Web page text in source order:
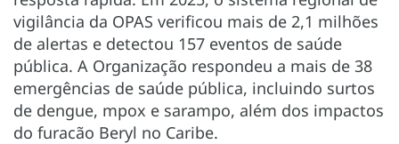
vigilância da OPAS verificou mais de 2,1 milhões
de alertas e detectou 157 eventos de saúde
pública. A Organização respondeu a mais de 38
emergências de saúde pública, incluindo surtos
de dengue, mpox e sarampo, além dos impactos
do furacão Beryl no Caribe.